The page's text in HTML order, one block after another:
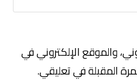
والموقع الإلكتروني في
المقبلة في تعليقي.